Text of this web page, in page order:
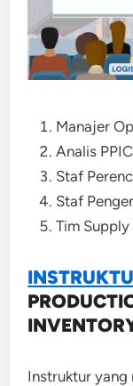
Manajer
Analis PPIC
Staf
Staf
Tim Supply
Instruktur yang